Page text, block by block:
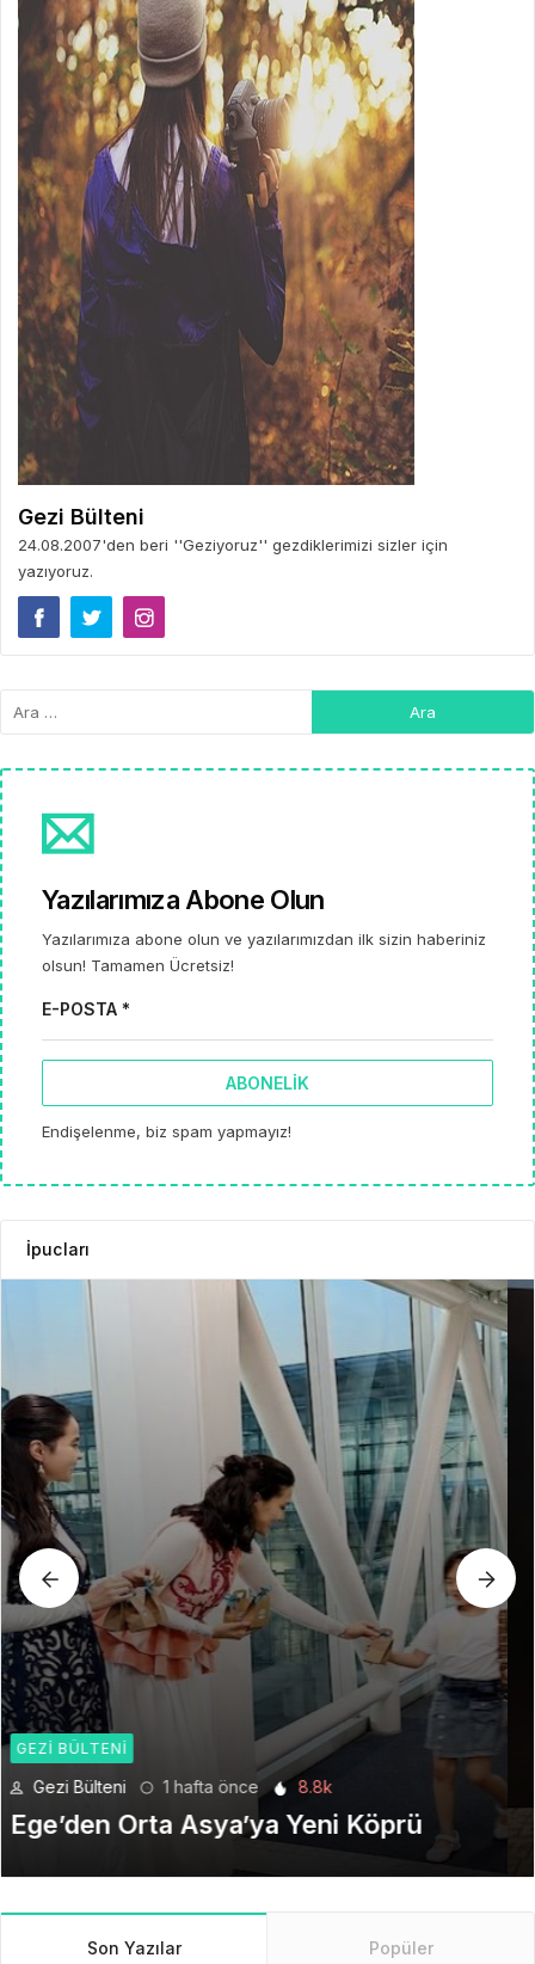
Gezi Bülteni
24.08.2007'den beri ''Geziyoruz'' gezdiklerimizi sizler için
yazıyoruz.
Yazılarımıza Abone Olun
Yazılarımıza abone olun ve yazılarımızdan ilk sizin haberiniz
olsun! Tamamen Ücretsiz!
E-POSTA *
ABONELIK
Endişelenme, biz spam yapmayız!
İpucları
GEZI BÜLTENI
Gezi Bülteni 4 hafta önce 6.2k
Seyahat Teknolojilerinde Yeni Bir
Dönem
Son Yazılar Popüler